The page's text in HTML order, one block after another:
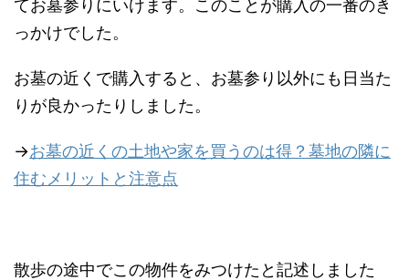
てお墓参りにいけます。このことが購入の一番のき
っかけでした。
お墓の近くで購入すると、お墓参り以外にも日当た
りが良かったりしました。
→お墓の近くの土地や家を買うのは得？墓地の隣に
住むメリットと注意点
散歩の途中でこの物件をみつけたと記述しました